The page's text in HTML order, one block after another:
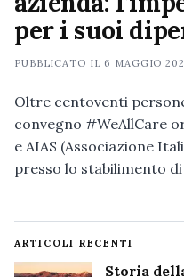
per i suoi
PUBBLICATO IL 6 MAGGIO
Oltre centoventi
convegno #WeAllCare
e AIAS (Associazione
presso lo stabilimento
ARTICOLI RECENTI
Storia